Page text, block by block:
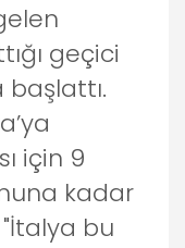
geçici
başlattı.
için 9
kadar
bu